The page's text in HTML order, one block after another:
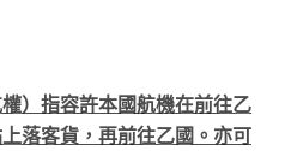
）指容許本國航機在前往乙
落客貨，再前往乙國。亦可